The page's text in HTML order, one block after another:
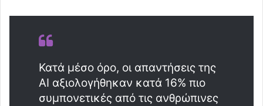
Κατά μέσο όρο, οι απαντήσεις της
AI αξιολογήθηκαν κατά 16% πιο
συμπονετικές από τις ανθρώπινες